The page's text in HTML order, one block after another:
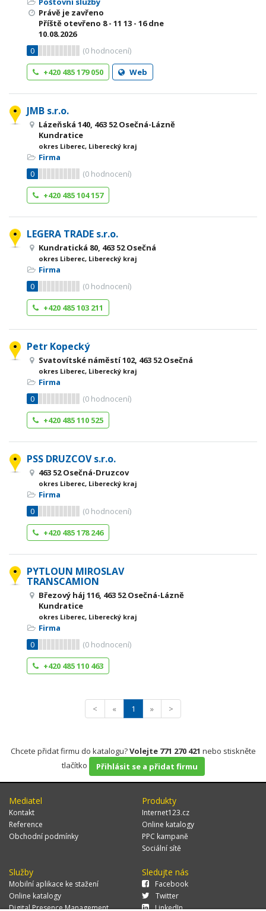
Právě je zavřeno
Příště otevřeno 8 - 11 13 - 16dne
10.08.2026
0
(0 hodnocení)
+420 485 179 050
Web
JMB s.r.o.
Lázeňská 140, 463 52 Osečná-Lázně
Kundratice
okres Liberec, Liberecký kraj
Firma
0
(0 hodnocení)
+420 485 104 157
LEGERA TRADE s.r.o.
Kundratická 80, 463 52 Osečná
okres Liberec, Liberecký kraj
Firma
0
(0 hodnocení)
+420 485 103 211
Petr Kopecký
Svatovítské náměstí 102, 463 52 Osečná
okres Liberec, Liberecký kraj
Firma
0
(0 hodnocení)
+420 485 110 525
PSS DRUZCOV s.r.o.
463 52 Osečná-Druzcov
okres Liberec, Liberecký kraj
Firma
0
(0 hodnocení)
+420 485 178 246
PYTLOUN MIROSLAV
TRANSCAMION
Březový háj 116, 463 52 Osečná-Lázně
Kundratice
okres Liberec, Liberecký kraj
Firma
0
(0 hodnocení)
+420 485 110 463
< « 1 » >
Chcete přidat firmu do katalogu?Volejte 771 270 421 nebo stiskněte
tlačítko
Přihlásit se a přidat firmu
Mediatel
Kontakt
Reference
Obchodní podmínky
Produkty
Internet123.cz
Online katalogy
PPC kampaně
Sociální sítě
Služby
Mobilní aplikace ke stažení
Online katalogy
Digital Presence Management
Sledujte nás
Facebook
Twitter
LinkedIn